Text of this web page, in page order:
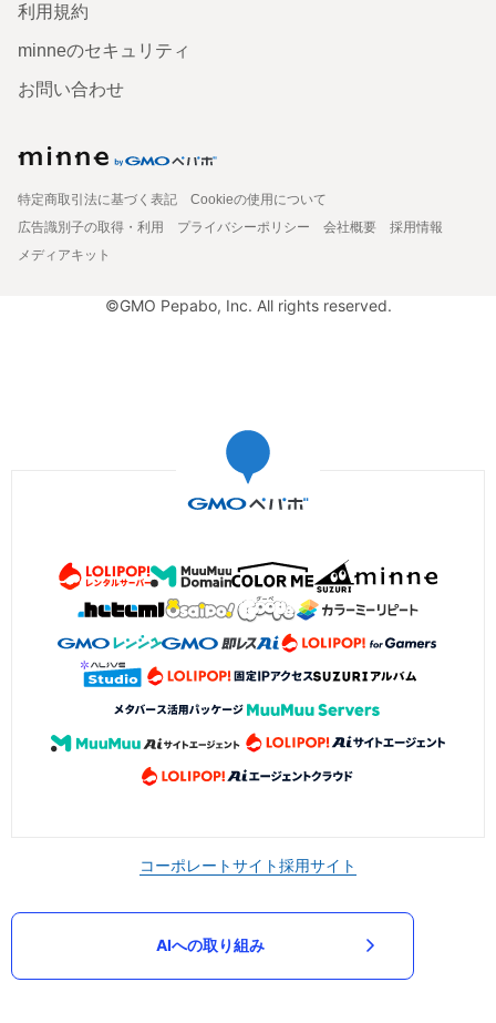
利用規約
minneのセキュリティ
お問い合わせ
特定商取引法に基づく表記
Cookieの使用について
広告識別子の取得・利用
プライバシーポリシー 会社概要
採用情報
メディアキット
©GMO Pepabo, Inc. All rights reserved.
コーポレートサイト採用サイト
AIへの取り組み